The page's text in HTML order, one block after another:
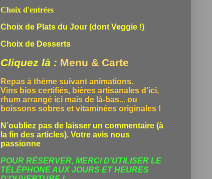
Choix d'entrées
Choix de Plats du Jour (dont Veggie !)
Choix de Desserts
Cliquez là : Menu & Carte
Repas à thème suivant animations.
Vins bios certifiés, bières artisanales d'ici,
rhum arrangé ici mais de là-bas... ou
boissons sobres et vitaminées originales !
N’oubliez pas de laisser un commentaire (à
la fin des articles). Votre avis nous
passionne
POUR RÉSERVER, MERCI D'UTILISER LE
TÉLÉPHONEAUX JOURS ET HEURES